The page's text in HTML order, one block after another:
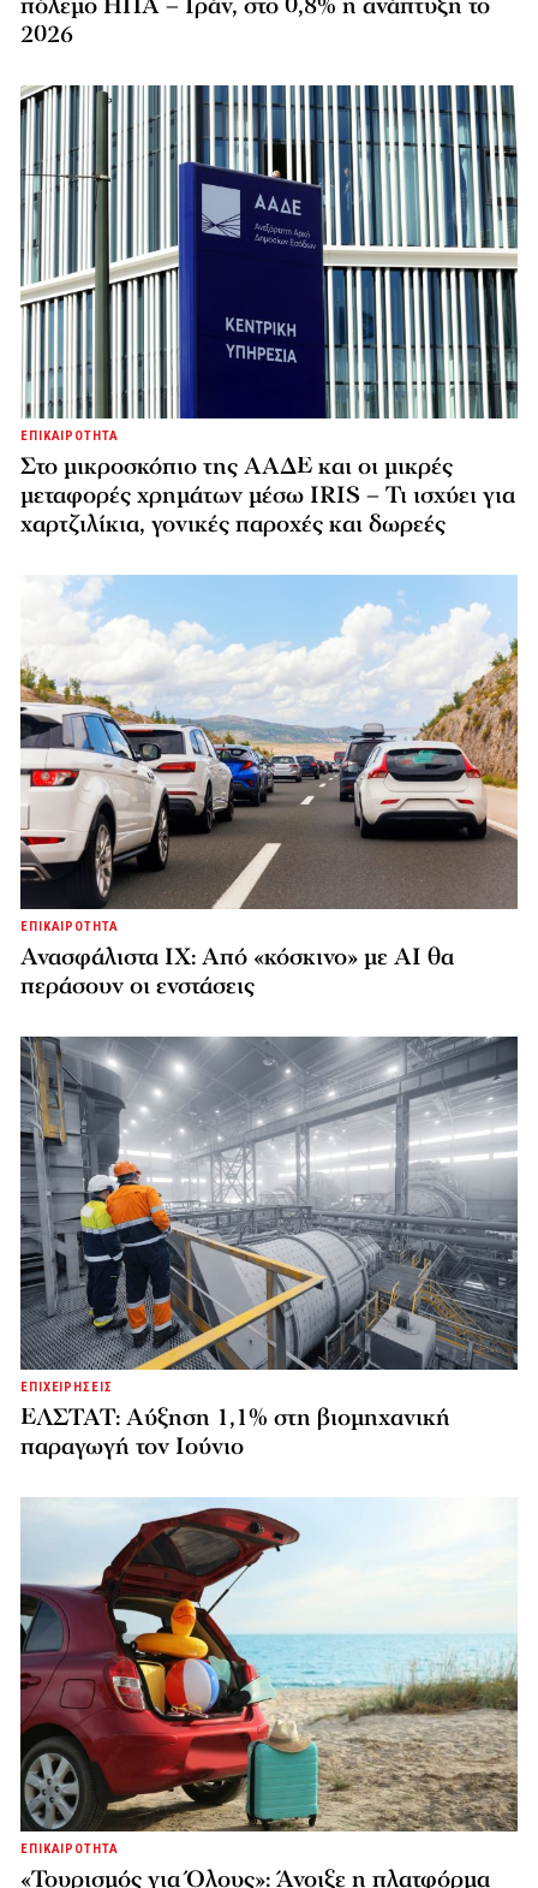
2026
ΕΠΙΚΑΙΡΟΤΗΤΑ
Στο μικροσκόπιο της ΑΑΔΕ και οι μικρές
μεταφορές χρημάτων μέσω IRIS – Τι ισχύει για
χαρτζιλίκια, γονικές παροχές και δωρεές
ΕΠΙΚΑΙΡΟΤΗΤΑ
Ανασφάλιστα ΙΧ: Από «κόσκινο» με AI θα
περάσουν οι ενστάσεις
ΕΠΙΧΕΙΡΗΣΕΙΣ
ΕΛΣΤΑΤ: Αύξηση 1,1% στη βιομηχανική
παραγωγή τον Ιούνιο
ΕΠΙΚΑΙΡΟΤΗΤΑ
«Τουρισμός για Όλους»: Άνοιξε η πλατφόρμα